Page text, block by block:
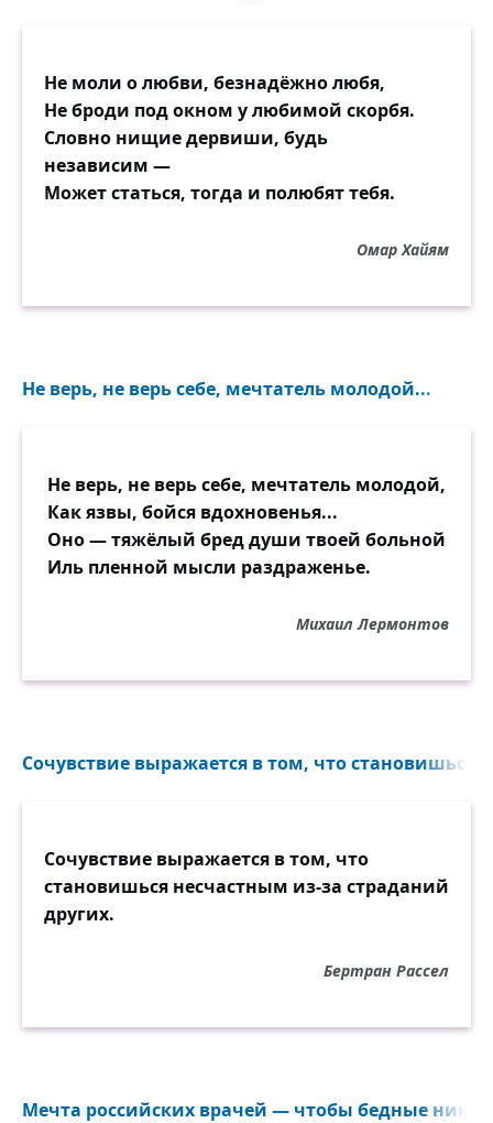
Не моли о любви, безнадёжно любя,
Не броди под окном у любимой скорбя.
Словно нищие дервиши, будь
независим —
Может статься, тогда и полюбят тебя.
Омар Хайям
Не верь, не верь себе, мечтатель молодой...
Не верь, не верь себе, мечтатель молодой,
Как язвы, бойся вдохновенья...
Оно — тяжёлый бред души твоей больной
Иль пленной мысли раздраженье.
Михаил Лермонтов
Сочувствие выражается в том, что становишься
Сочувствие выражается в том, что
становишься несчастным из-за страданий
других.
Бертран Рассел
Мечта российских врачей — чтобы бедные